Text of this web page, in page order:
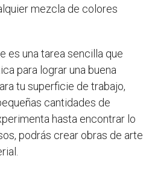
mezcla de colores
es una tarea sencilla que
para lograr una buena
tu superficie de trabajo,
cantidades de
hasta encontrar lo
podrás crear obras de arte